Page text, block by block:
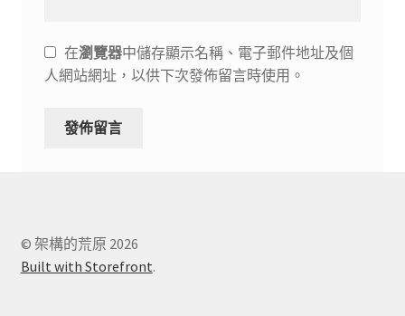
在瀏覽器中儲存顯示名稱、電子郵件地址及個
人網站網址，以供下次發佈留言時使用。
© 架構的荒原 2026
Built with Storefront.